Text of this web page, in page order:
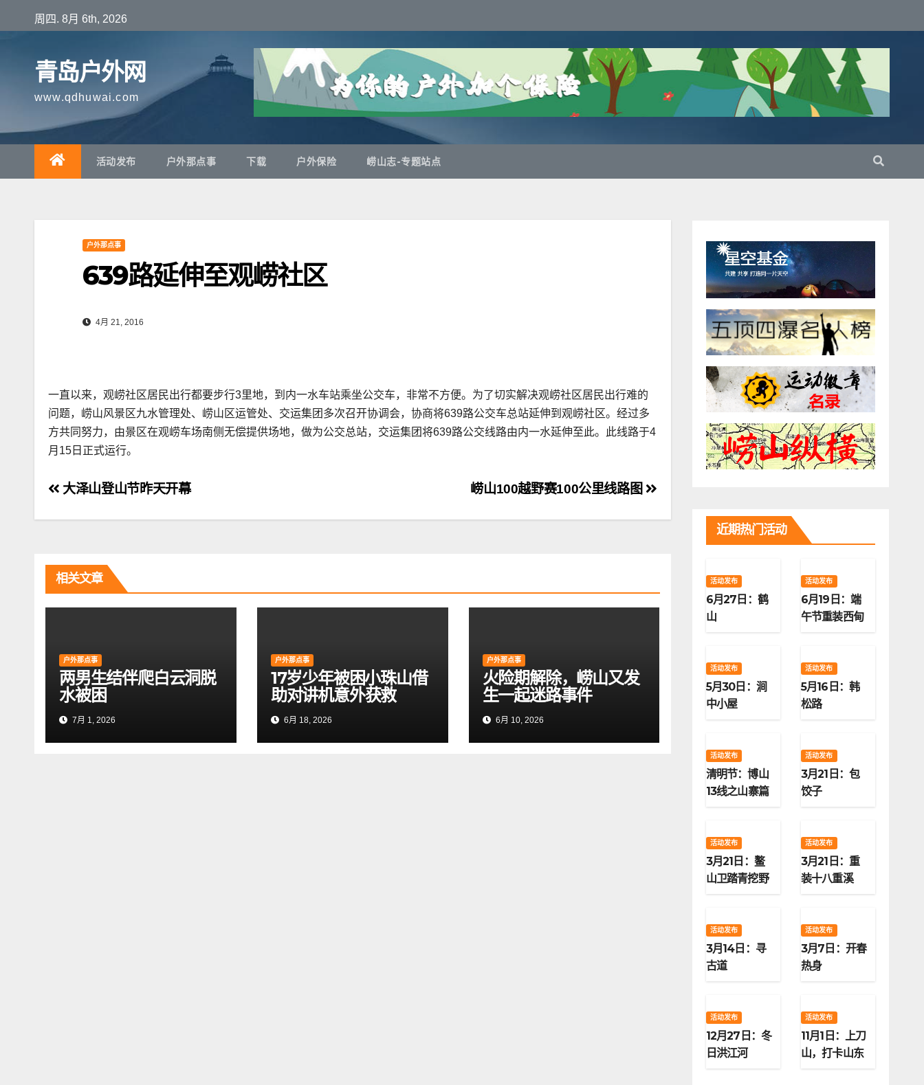
至
周四. 8月 6th, 2026
青岛户外网
www.qdhuwai.com
活动发布 户外那点事 下载 户外保险 崂山志-专题站点
户外那点事
639路延伸至观崂社区
4月 21, 2016
一直以来，观崂社区居民出行都要步行3里地，到内一水车站乘坐公交车，非常不方便。为了切实解决观崂社区居民出行难的
问题，崂山风景区九水管理处、崂山区运管处、交运集团多次召开协调会，协商将639路公交车总站延伸到观崂社区。经过多
方共同努力，由景区在观崂车场南侧无偿提供场地，做为公交总站，交运集团将639路公交线路由内一水延伸至此。此线路于4
月15日正式运行。
文
章
航
崂山100越野赛100公里线路图
大泽山登山节昨天开幕
相关文章
户外那点事
两男生结伴爬白云洞脱
水被困
7月 1, 2026
户外那点事
17岁少年被困小珠山借
助对讲机意外获救
6月 18, 2026
户外那点事
火险期解除，崂山又发
生一起迷路事件
6月 10, 2026
近期热门活动
活动发布
6月27日：鹤
山
活动发布
6月19日：端
午节重装西甸
活动发布
5月30日：涧
中小屋
活动发布
5月16日：韩
松路
活动发布
清明节：博山
13线之山寨篇
活动发布
3月21日：包
饺子
活动发布
3月21日：鳌
山卫踏青挖野
活动发布
3月21日：重
装十八重溪
活动发布
3月14日：寻
古道
活动发布
3月7日：开春
热身
活动发布
12月27日：冬
日洪江河
活动发布
11月1日：上刀
山，打卡山东